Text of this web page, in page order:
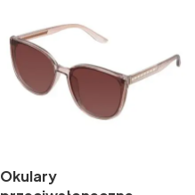
Okulary